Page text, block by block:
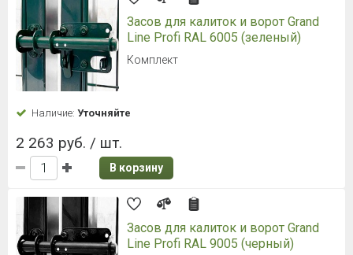
Засов для калиток и ворот Grand
Line Profi RAL 6005 (зеленый)
Комплект
Наличие: Уточняйте
2 263 руб. / шт.
В корзину
Засов для калиток и ворот Grand
Line Profi RAL 9005 (черный)